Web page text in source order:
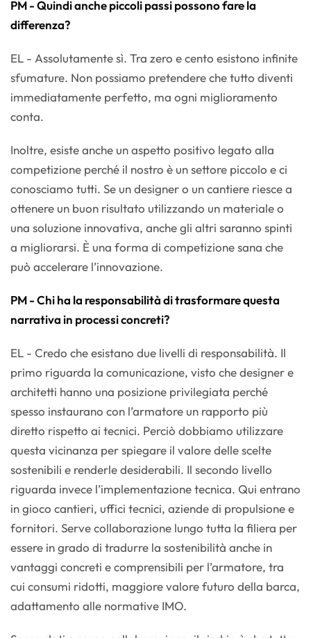
PM - Quindi anche piccoli passi possono fare la
differenza?
EL - Assolutamente sì. Tra zero e cento esistono infinite
sfumature. Non possiamo pretendere che tutto diventi
immediatamente perfetto, ma ogni miglioramento
conta.
Inoltre, esiste anche un aspetto positivo legato alla
competizione perché il nostro è un settore piccolo e ci
conosciamo tutti. Se un designer o un cantiere riesce a
ottenere un buon risultato utilizzando un materiale o
una soluzione innovativa, anche gli altri saranno spinti
a migliorarsi. È una forma di competizione sana che
può accelerare l’innovazione.
PM - Chi ha la responsabilità di trasformare questa
narrativa in processi concreti?
EL - Credo che esistano due livelli di responsabilità. Il
primo riguarda la comunicazione, visto che designer e
architetti hanno una posizione privilegiata perché
spesso instaurano con l’armatore un rapporto più
diretto rispetto ai tecnici. Perciò dobbiamo utilizzare
questa vicinanza per spiegare il valore delle scelte
sostenibili e renderle desiderabili. Il secondo livello
riguarda invece l’implementazione tecnica. Qui entrano
in gioco cantieri, uffici tecnici, aziende di propulsione e
fornitori. Serve collaborazione lungo tutta la filiera per
essere in grado di tradurre la sostenibilità anche in
vantaggi concreti e comprensibili per l’armatore, tra
cui consumi ridotti, maggiore valore futuro della barca,
adattamento alle normative IMO.